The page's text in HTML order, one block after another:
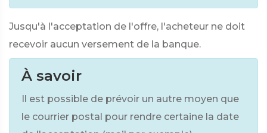
Jusqu'à l'acceptation de l'offre, l'acheteur ne doit
recevoir aucun versement de la banque.
À savoir
Il est possible de prévoir un autre moyen que
le courrier postal pour rendre certaine la date